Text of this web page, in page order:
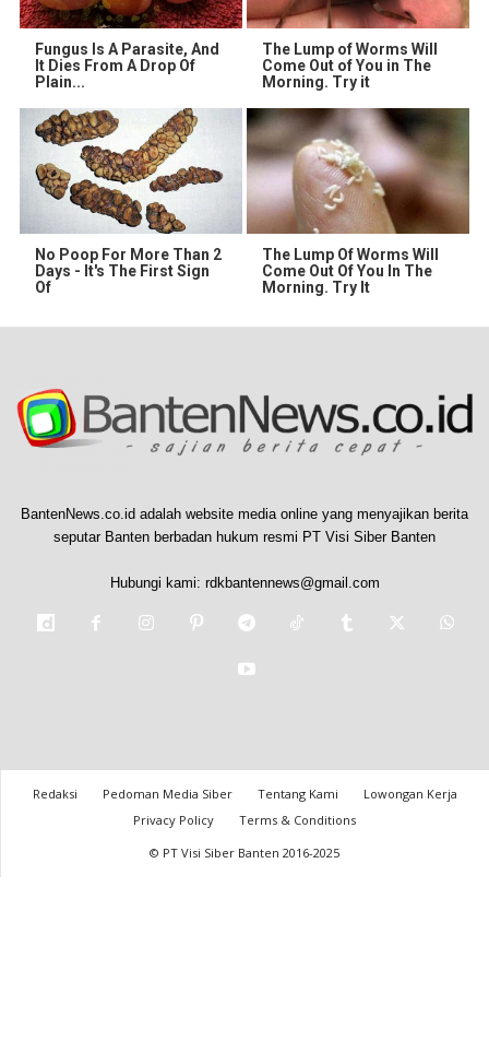
Fungus Is A Parasite, And
It Dies From A Drop Of
Plain...
The Lump of Worms Will
Come Out of You in The
Morning. Try it
No Poop For More Than 2
Days - It's The First Sign
Of
The Lump Of Worms Will
Come Out Of You In The
Morning. Try It
BantenNews.co.id adalah website media online yang menyajikan berita
seputar Banten berbadan hukum resmi PT Visi Siber Banten
Hubungi kami: rdkbantennews@gmail.com
Redaksi Pedoman Media Siber Tentang Kami
Lowongan Kerja
Privacy Policy
Terms & Conditions
© PT Visi Siber Banten 2016-2025